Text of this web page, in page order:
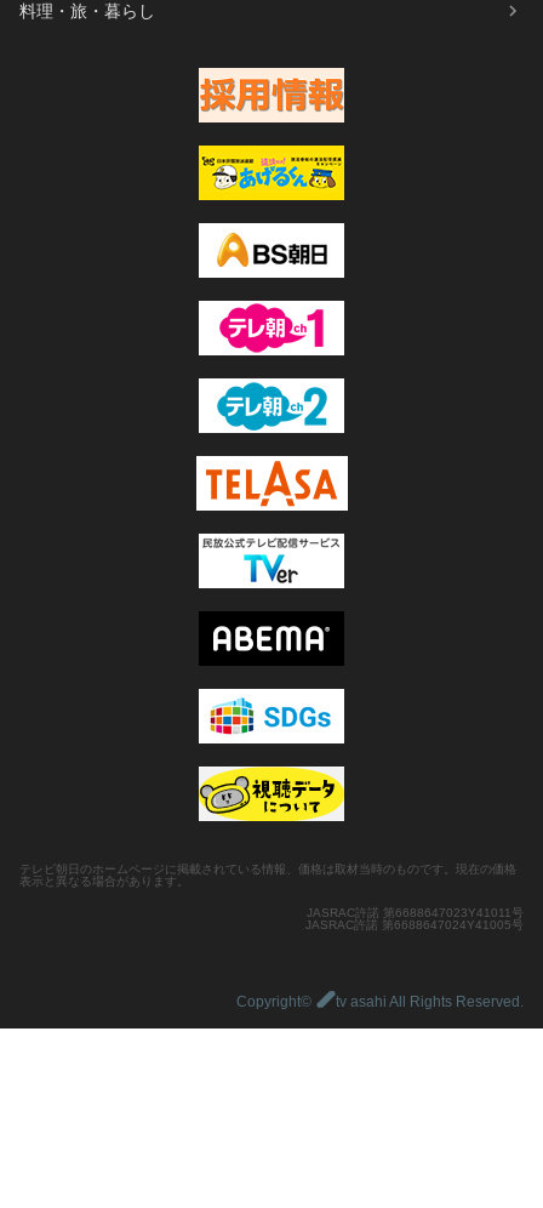
料理・旅・暮らし
テレビ朝日のホームページに掲載されている情報、価格は取材当時のものです。現在の価格
表示と異なる場合があります。
JASRAC許諾 第6688647023Y41011号
JASRAC許諾 第6688647024Y41005号
Copyright© tv asahi All Rights Reserved.